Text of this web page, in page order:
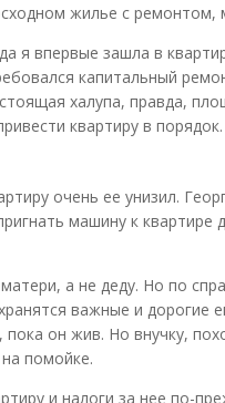
жилье с ремонтом,
я впервые зашла в
капитальный
халупа, правда,
квартиру в порядок.
очень ее унизил.
машину к квартире
а не деду. Но по
важные и дорогие
он жив. Но внучку,
помойке.
и налоги за нее по-